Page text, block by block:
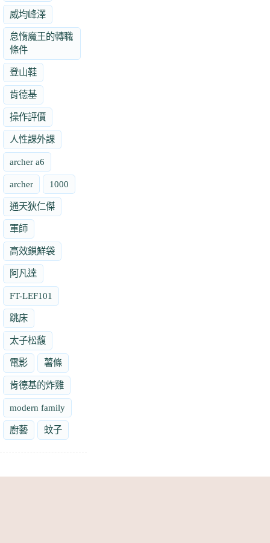
威均峰澤
怠惰魔王的轉職
條件
登山鞋
肯德基
操作評價
人性課外課
archer a6
archer 1000
通天狄仁傑
軍師
高效鎖鮮袋
阿凡達
FT-LEF101
跳床
太子松馥
電影 薯條
肯德基的炸雞
modern family
廚藝 蚊子